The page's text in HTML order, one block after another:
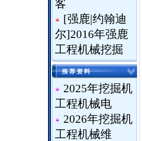
客
[强鹿|约翰迪
尔]2016年强鹿
工程机械挖掘
推 荐 资 料
2025年挖掘机
工程机械电
2026年挖掘机
工程机械维